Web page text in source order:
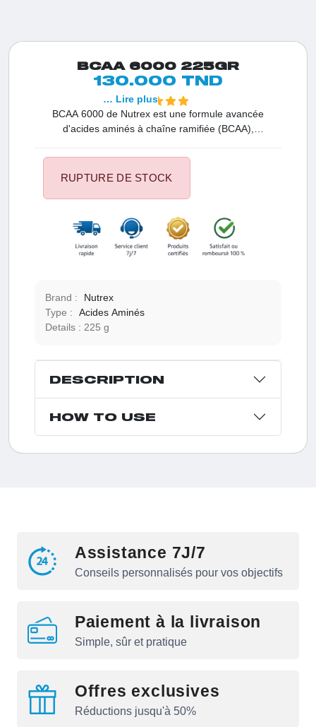
BCAA 6000 225GR
130.000 TND
BCAA 6000 de Nutrex est une formule avancée
d'acides aminés à chaîne ramifiée (BCAA),
musculaire, la croissance et la performance pendant
l'entraînement. Chaque portion de 225g offre une
valine dans un rapport idéal pour soutenir vos objectifs
sportifs. Enrichi en BCAA micronisés pour une
absorption optimale, ce produit de haute qualité de
Nutrex est un choix optimal pour les athlètes soucieux
… Lire plus
RUPTURE DE STOCK
Brand :
Nutrex
Type :
Acides Aminés
Details :
225 g
DESCRIPTION
HOW TO USE
Assistance 7J/7
Conseils personnalisés pour vos objectifs
Paiement à la livraison
Simple, sûr et pratique
Offres exclusives
Réductions jusqu'à 50%